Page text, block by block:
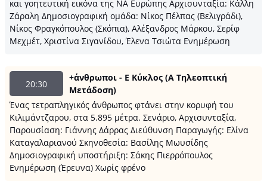
και γοητευτική εικόνα της ΝΑ Ευρώπης Αρχισυνταξία: Κάλλη
Ζάραλη Δημοσιογραφική ομάδα: Νίκος Πέλπας (Βελιγράδι),
Νίκος Φραγκόπουλος (Σκόπια), Αλέξανδρος Μάρκου, Σερίφ
Μεχμέτ, Χριστίνα Σιγανίδου, Έλενα Τσιώτα Ενημέρωση
20:30
+άνθρωποι - Ε Κύκλος (Α Τηλεοπτική
Μετάδοση)
Ένας τετραπληγικός άνθρωπος φτάνει στην κορυφή του
Κιλιμάντζαρου, στα 5.895 μέτρα. Σενάριο, Αρχισυνταξία,
Παρουσίαση: Γιάννης Δάρρας Διεύθυνση Παραγωγής: Ελίνα
Καταγαλαριανού Σκηνοθεσία: Βασίλης Μωυσίδης
Δημοσιογραφική υποστήριξη: Σάκης Πιερρόπουλος
Ενημέρωση (Έρευνα) Χωρίς φρένο